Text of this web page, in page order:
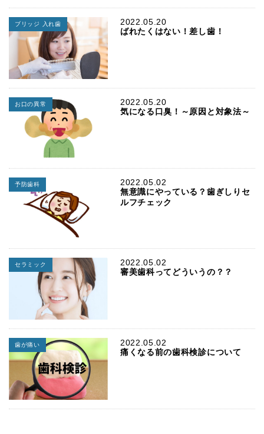
2022.05.20
ブリッジ 入れ歯
ばれたくはない！差し歯！
2022.05.20
お口の異常
気になる口臭！～原因と対象法～
2022.05.02
予防歯科
無意識にやっている？歯ぎしりセ
ルフチェック
2022.05.02
セラミック
審美歯科ってどういうの？？
2022.05.02
歯が痛い
痛くなる前の歯科検診について